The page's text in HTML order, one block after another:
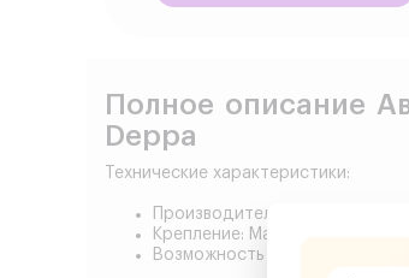
Полное описание
Deppa
Технические характеристики:
Производитель товара: Deppa
Крепление: Магнит
Возможность поворота